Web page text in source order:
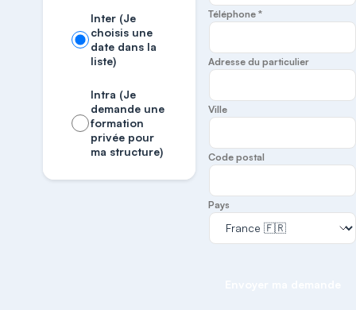
Inter (Je
choisis une
date dans la
liste)
Intra (Je
demande une
formation
privée pour
ma structure)
Téléphone *
Adresse du particulier
Ville
Code postal
Pays